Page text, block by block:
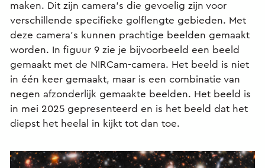
maken. Dit zijn camera’s die gevoelig zijn voor
verschillende specifieke golflengte gebieden. Met
deze camera’s kunnen prachtige beelden gemaakt
worden. In figuur 9 zie je bijvoorbeeld een beeld
gemaakt met de NIRCam-camera. Het beeld is niet
in één keer gemaakt, maar is een combinatie van
negen afzonderlijk gemaakte beelden. Het beeld is
in mei 2025 gepresenteerd en is het beeld dat het
diepst het heelal in kijkt tot dan toe.